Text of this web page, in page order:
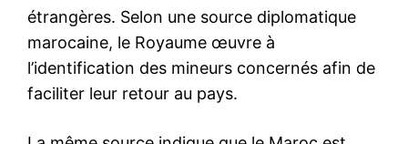
S'ABONNER MAINTENANT